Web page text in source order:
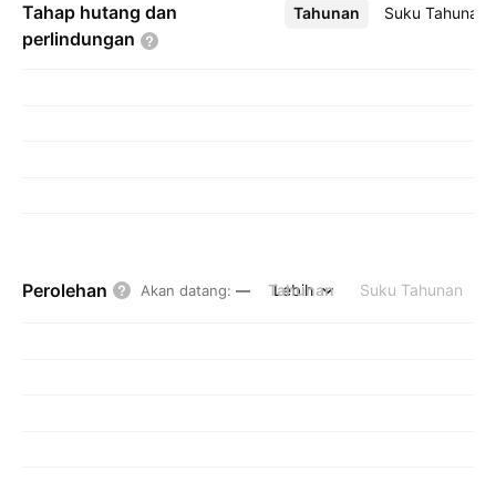
Tahap hutang dan
perlindungan
Tahunan Suku Tahunan
Lebih
Perolehan Akan datang: — Tahunan Suku Tahunan
Lebih